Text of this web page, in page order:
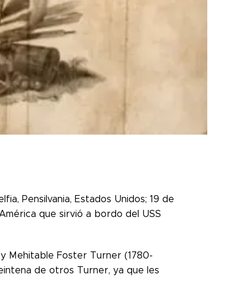
Pensilvania, Estados Unidos; 19 de
que sirvió a bordo del USS
Mehitable Foster Turner (1780-
de otros Turner, ya que les